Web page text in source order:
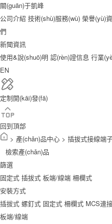
關(guān)于凱峰
公司介紹 技術(shù)服務(wù) 榮譽(yù)
們
新聞資訊
使用&說(shuō)明 認(rèn)證信息 行業
EN
定制開(kāi)發(fā)
回到頂部
> 產(chǎn)品中心 > 插拔式接線端
檢索產(chǎn)品
篩選
固定式 插拔式 板端/線端 柵欄式
安裝方式
插拔式 螺釘式 固定式 柵欄式 MCS連
板端/線端